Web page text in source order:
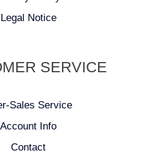
Legal Notice
SERVICE
Sales Service
Account Info
Contact